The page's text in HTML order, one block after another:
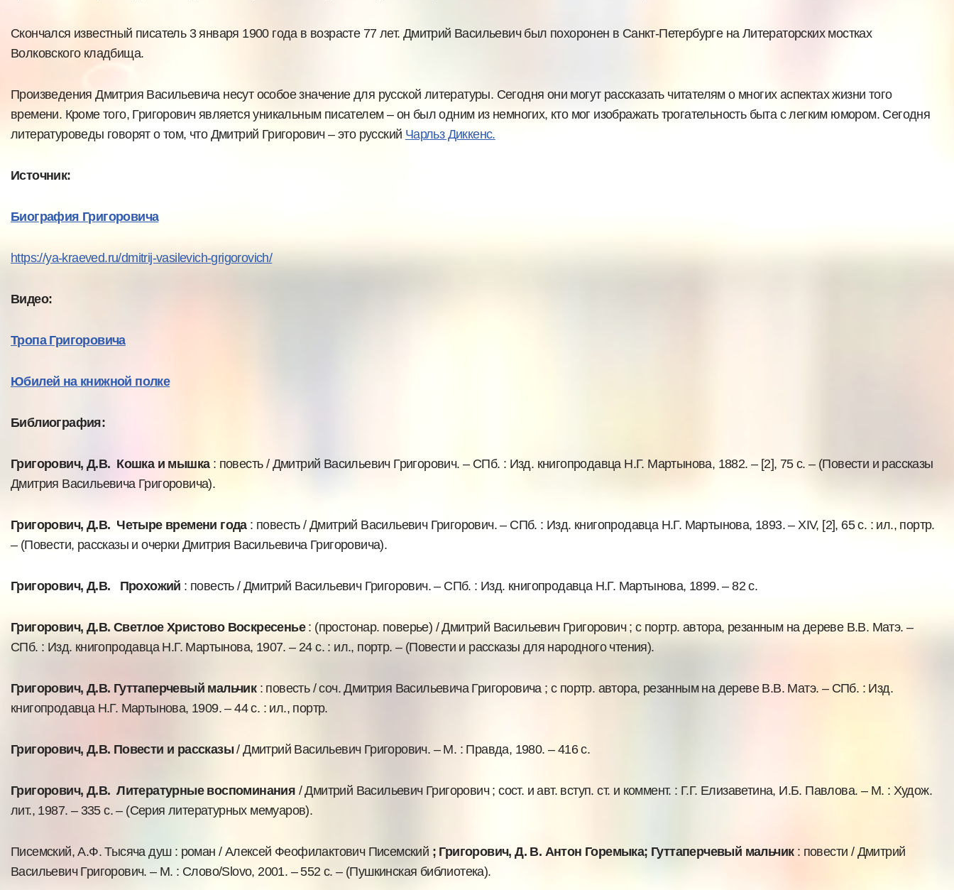
Скончался известный писатель 3 января 1900 года в возрасте 77 лет. Дмитрий Васильевич был похоронен в Санкт-Петербурге на Литераторских мостках
Волковского кладбища.
Произведения Дмитрия Васильевича несут особое значение для русской литературы. Сегодня они могут рассказать читателям о многих аспектах жизни того
времени. Кроме того, Григорович является уникальным писателем – он был одним из немногих, кто мог изображать трогательность быта с легким юмором. Сегодня
литературоведы говорят о том, что Дмитрий Григорович – это русский Чарльз Диккенс.
Источник:
Биография Григоровича
https://ya-kraeved.ru/dmitrij-vasilevich-grigorovich/
Видео:
Тропа Григоровича
Юбилей на книжной полке
Библиография:
Григорович, Д.В. Кошка и мышка: повесть / Дмитрий Васильевич Григорович. – СПб. : Изд. книгопродавца Н.Г. Мартынова, 1882. – [2], 75 с. – (Повести и рассказы
Дмитрия Васильевича Григоровича).
Григорович, Д.В. Четыре времени года: повесть / Дмитрий Васильевич Григорович. – СПб. : Изд. книгопродавца Н.Г. Мартынова, 1893. – XIV, [2], 65 с. : ил., портр.
– (Повести, рассказы и очерки Дмитрия Васильевича Григоровича).
Григорович, Д.В. Прохожий : повесть / Дмитрий Васильевич Григорович. – СПб. : Изд. книгопродавца Н.Г. Мартынова, 1899. – 82 с.
Григорович, Д.В. Светлое Христово Воскресенье: (простонар. поверье) / Дмитрий Васильевич Григорович ; с портр. автора, резанным на дереве В.В. Матэ. –
СПб. : Изд. книгопродавца Н.Г. Мартынова, 1907. – 24 с. : ил., портр. – (Повести и рассказы для народного чтения).
Григорович, Д.В. Гуттаперчевый мальчик: повесть / соч. Дмитрия Васильевича Григоровича ; с портр. автора, резанным на дереве В.В. Матэ. – СПб. : Изд.
книгопродавца Н.Г. Мартынова, 1909. – 44 с. : ил., портр.
Григорович, Д.В. Повести и рассказы/ Дмитрий Васильевич Григорович. – М. : Правда, 1980. – 416 с.
Григорович, Д.В. Литературные воспоминания / Дмитрий Васильевич Григорович ; сост. и авт. вступ. ст. и коммент. : Г.Г. Елизаветина, И.Б. Павлова. – М. : Худож.
лит., 1987. – 335 с. – (Серия литературных мемуаров).
Писемский, А.Ф. Тысяча душ : роман / Алексей Феофилактович Писемский ; Григорович, Д. В. Антон Горемыка; Гуттаперчевый мальчик : повести / Дмитрий
Васильевич Григорович. – М. : Слово/Slovo, 2001. – 552 с. – (Пушкинская библиотека).